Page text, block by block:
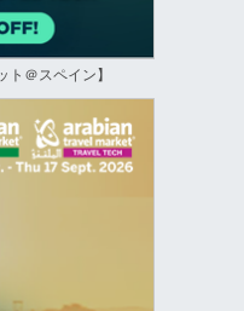
ト＠スペイン】